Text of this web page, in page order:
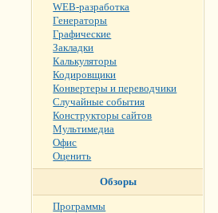
WEB-разработка
Генераторы
Графические
Закладки
Калькуляторы
Кодировщики
Конвертеры и переводчики
Случайные события
Конструкторы сайтов
Мультимедиа
Офис
Оценить
Обзоры
Программы